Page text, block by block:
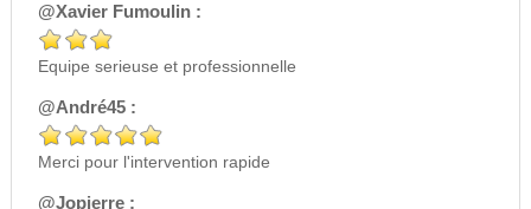
@Xavier Fumoulin :
Equipe serieuse et professionnelle
@André45 :
Merci pour l'intervention rapide
@Jopierre :